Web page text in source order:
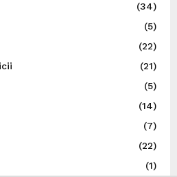
(34)
(5)
(22)
(21)
(5)
(14)
(7)
(22)
(1)